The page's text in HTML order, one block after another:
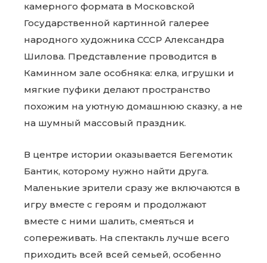
камерного формата в Московской
Государственной картинной галерее
народного художника СССР Александра
Шилова. Представление проводится в
Каминном зале особняка: елка, игрушки и
мягкие пуфики делают пространство
похожим на уютную домашнюю сказку, а не
на шумный массовый праздник.
В центре истории оказывается Бегемотик
Бантик, которому нужно найти друга.
Маленькие зрители сразу же включаются в
игру вместе с героям и продолжают
вместе с ними шалить, смеяться и
сопереживать. На спектакль лучше всего
приходить всей всей семьей, особенно